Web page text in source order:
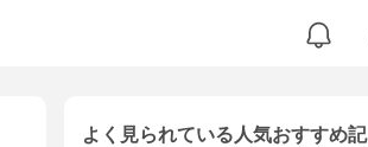
よく見られている人気おすすめ記